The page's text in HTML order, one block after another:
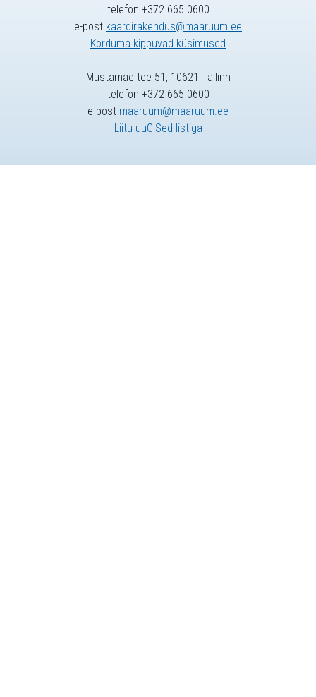
telefon +372 665 0600
e-post kaardirakendus@maaruum.ee
Korduma kippuvad küsimused
Mustamäe tee 51, 10621 Tallinn
telefon +372 665 0600
e-post maaruum@maaruum.ee
Liitu uuGISed listiga